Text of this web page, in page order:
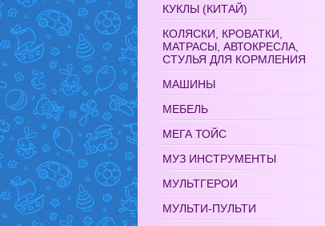
КУКЛЫ (КИТАЙ)
КОЛЯСКИ, КРОВАТКИ,
МАТРАСЫ, АВТОКРЕСЛА,
СТУЛЬЯ ДЛЯ КОРМЛЕНИЯ
МАШИНЫ
МЕБЕЛЬ
МЕГА ТОЙС
МУЗ ИНСТРУМЕНТЫ
МУЛЬТГЕРОИ
МУЛЬТИ-ПУЛЬТИ